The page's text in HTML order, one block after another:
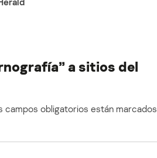
a sitios del
campos obligatorios están marcados